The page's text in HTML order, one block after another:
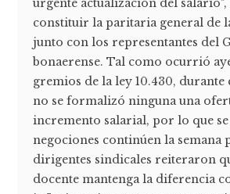
urgente actualización del salario",
constituir la paritaria general de
junto con los representantes del
bonaerense. Tal como ocurrió
gremios de la ley 10.430, durante
no se formalizó ninguna una
incremento salarial, por lo que se
negociones continúen la semana
dirigentes sindicales reiteraron
docente mantenga la diferencia